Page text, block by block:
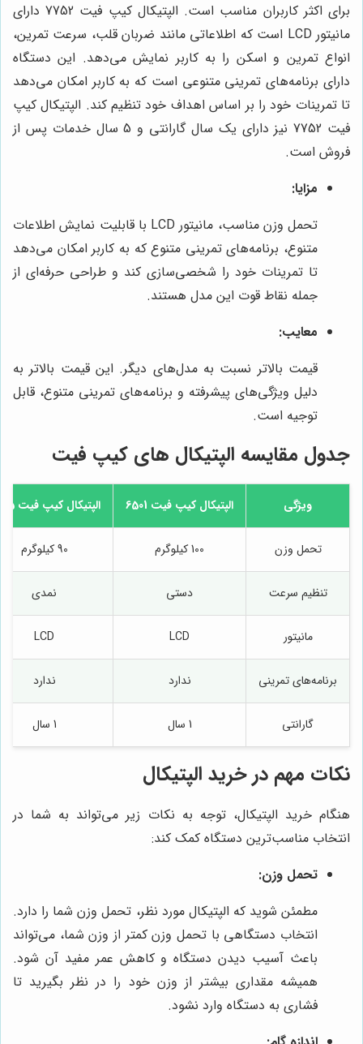
برای اکثر کاربران مناسب است. الپتیکال کیپ فیت 7752 دارای
مانیتور LCD است که اطلاعاتی مانند ضربان قلب، سرعت تمرین،
انواع تمرین و اسکن را به کاربر نمایش می‌دهد. این دستگاه
دارای برنامه‌های تمرینی متنوعی است که به کاربر امکان می‌دهد
تا تمرینات خود را بر اساس اهداف خود تنظیم کند. الپتیکال کیپ
فیت 7752 نیز دارای یک سال گارانتی و 5 سال خدمات پس از
فروش است.
مزایا:
تحمل وزن مناسب، مانیتور LCD با قابلیت نمایش اطلاعات
متنوع، برنامه‌های تمرینی متنوع که به کاربر امکان می‌دهد
تا تمرینات خود را شخصی‌سازی کند و طراحی حرفه‌ای از
جمله نقاط قوت این مدل هستند.
معایب:
قیمت بالاتر نسبت به مدل‌های دیگر. این قیمت بالاتر به
دلیل ویژگی‌های پیشرفته و برنامه‌های تمرینی متنوع، قابل
توجیه است.
جدول مقایسه الپتیکال های کیپ فیت
ویژگی الپتیکال کیپ فیت 6501 الپتیکال کیپ فیت 7745
تحمل وزن 100 کیلوگرم 90 کیلوگرم
تنظیم سرعت دستی نمدی
مانیتور LCD
LCD
برنامه‌های تمرینی ندارد ندارد
گارانتی 1 سال 1 سال
نکات مهم در خرید الپتیکال
هنگام خرید الپتیکال، توجه به نکات زیر می‌تواند به شما در
انتخاب مناسب‌ترین دستگاه کمک کند:
تحمل وزن:
مطمئن شوید که الپتیکال مورد نظر، تحمل وزن شما را دارد.
انتخاب دستگاهی با تحمل وزن کمتر از وزن شما، می‌تواند
باعث آسیب دیدن دستگاه و کاهش عمر مفید آن شود.
همیشه مقداری بیشتر از وزن خود را در نظر بگیرید تا
فشاری به دستگاه وارد نشود.